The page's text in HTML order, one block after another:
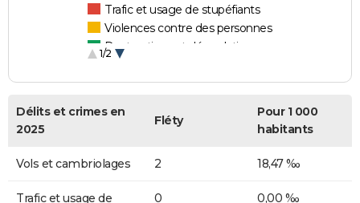
Trafic et usage de stupéfiants
Violences contre des personnes
Destructions et dégradations
1/2
Délits et crimes en
2025
Fléty
Pour 1 000
habitants
Vols et cambriolages 2 18,47 ‰
Trafic et usage de
0 0,00 ‰